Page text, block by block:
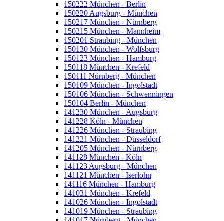
150222 München - Berlin
150220 Augsburg - München
150217 München - Nürnberg
150215 München - Mannheim
150201 Straubing - München
150130 München - Wolfsburg
150123 München - Hamburg
150118 München - Krefeld
150111 Nürnberg - München
150109 München - Ingolstadt
150106 München - Schwenningen
150104 Berlin - München
141230 München - Augsburg
141228 Köln - München
141226 München - Straubing
141221 München - Düsseldorf
141205 München - Nürnberg
141128 München - Köln
141123 Augsburg - München
141121 München - Iserlohn
141116 München - Hamburg
141031 München - Krefeld
141026 München - Ingolstadt
141019 München - Straubing